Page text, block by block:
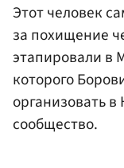
Этот человек
за похищение
этапировали в
которого
организовать в
сообщество.